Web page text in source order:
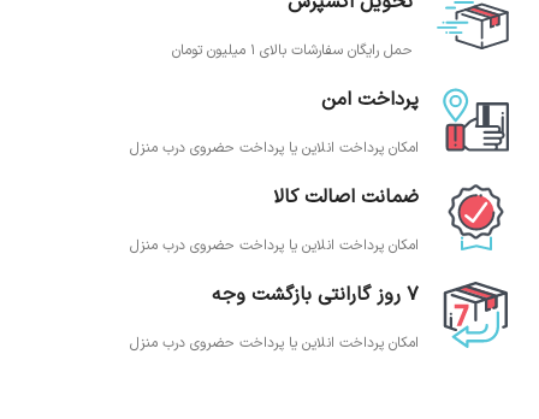
حمل رایگان سفارشات بالای 1 میلیون تومان
پرداخت امن
امکان پرداخت انلاین یا پرداخت حضروی درب منزل
ضمانت اصالت کالا
امکان پرداخت انلاین یا پرداخت حضروی درب منزل
7 روز گارانتی بازگشت وجه
امکان پرداخت انلاین یا پرداخت حضروی درب منزل